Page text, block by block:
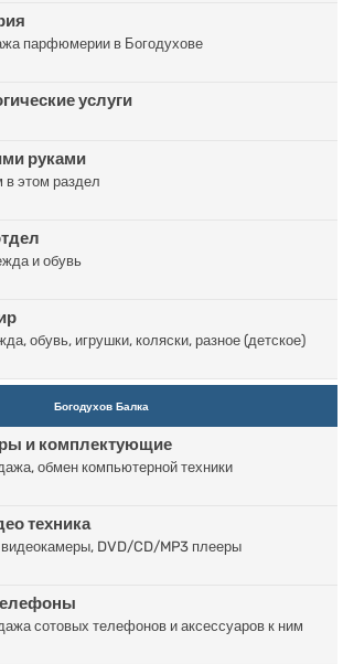
парфюмерии в Богодухове
услуги
руками
этом раздел
и обувь
обувь, игрушки, коляски, разное (детское)
Богодухов Балка
и комплектующие
обмен компьютерной техники
техника
DVD/CD/MP3 плееры
сотовых телефонов и аксессуаров к ним